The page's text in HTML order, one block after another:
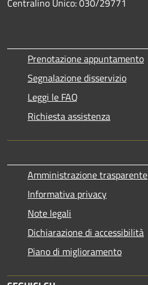
Centralino Unico: 030/29771
Prenotazione appuntamento
Segnalazione disservizio
Leggi le FAQ
Richiesta assistenza
Amministrazione trasparente
Informativa privacy
Note legali
Dichiarazione di accessibilità
Piano di miglioramento